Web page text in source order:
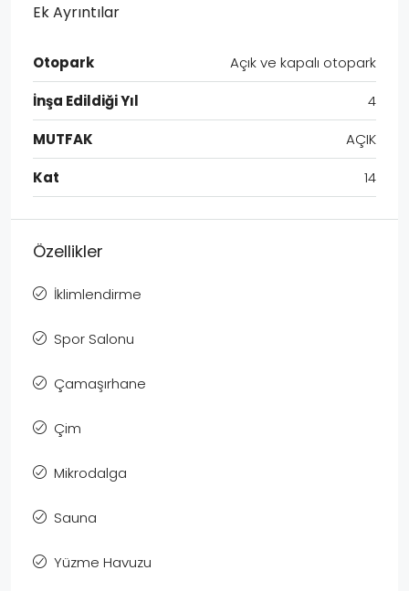
Ek Ayrıntılar
Otopark
Açık ve kapalı otopark
İnşa Edildiği Yıl
4
MUTFAK
AÇIK
Kat
14
Özellikler
İklimlendirme
Spor Salonu
Çamaşırhane
Çim
Mikrodalga
Sauna
Yüzme Havuzu